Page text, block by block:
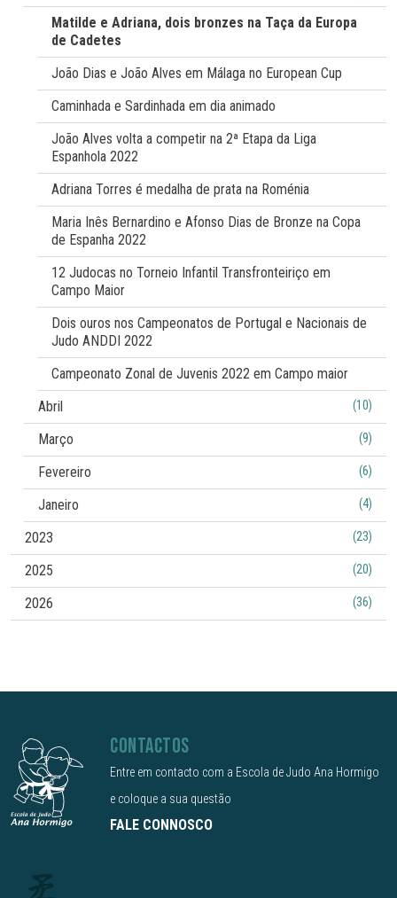
Matilde e Adriana, dois bronzes na Taça da Europa
de Cadetes
João Dias e João Alves em Málaga no European Cup
Caminhada e Sardinhada em dia animado
João Alves volta a competir na 2ª Etapa da Liga
Espanhola 2022
Adriana Torres é medalha de prata na Roménia
Maria Inês Bernardino e Afonso Dias de Bronze na Copa
de Espanha 2022
12 Judocas no Torneio Infantil Transfronteiriço em
Campo Maior
Dois ouros nos Campeonatos de Portugal e Nacionais de
Judo ANDDI 2022
Campeonato Zonal de Juvenis 2022 em Campo maior
Abril
(10)
Março (9)
Fevereiro (6)
Janeiro (4)
2023 (23)
2025 (20)
2026 (36)
CONTACTOS
Entre em contacto com a Escola de Judo Ana Hormigo
e coloque a sua questão
FALE CONNOSCO